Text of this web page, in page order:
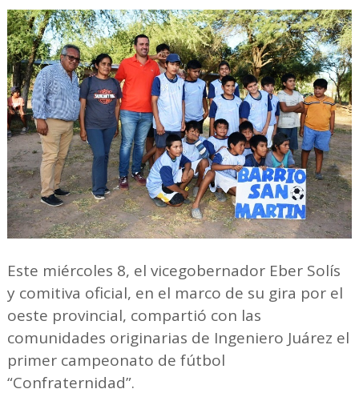
Este miércoles 8, el vicegobernador Eber Solís
y comitiva oficial, en el marco de su gira por el
oeste provincial, compartió con las
comunidades originarias de Ingeniero Juárez el
primer campeonato de fútbol
“Confraternidad”.